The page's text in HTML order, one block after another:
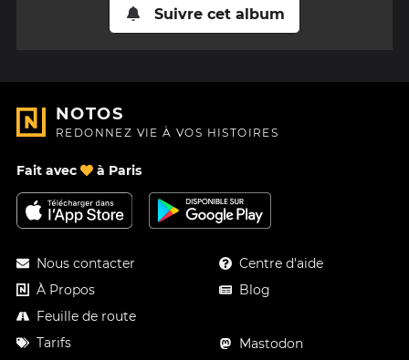
Suivre cet album
NOTOS
REDONNEZ VIE À VOS HISTOIRES
Fait avec à Paris
Nous contacter
À Propos
Feuille de route
Tarifs
Centre d'aide
Blog
Mastodon